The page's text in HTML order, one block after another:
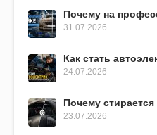
Почему на
31.07.2026
Как стать
24.07.2026
Почему
23.07.2026